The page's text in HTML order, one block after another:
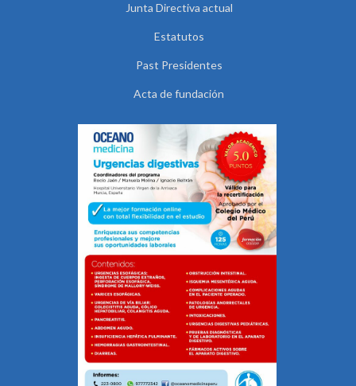
Junta Directiva actual
Estatutos
Past Presidentes
Acta de fundación